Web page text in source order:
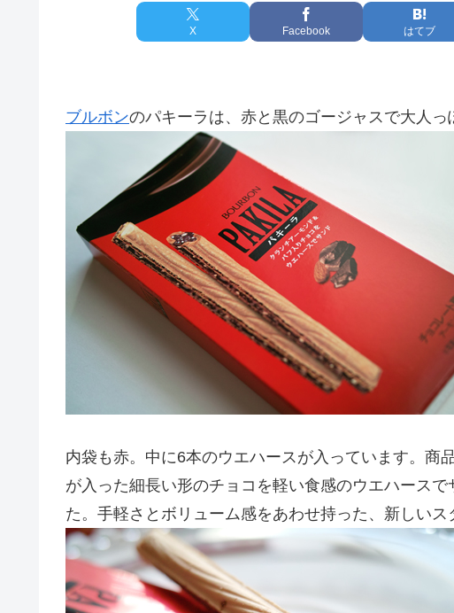
X Facebook はてブ
ブルボンのパキーラは、赤と黒のゴージャスで大人っ
内袋も赤。中に6本のウエハースが入っています。商
が入った細長い形のチョコを軽い食感のウエハース
た。手軽さとボリューム感をあわせ持った、新しいス